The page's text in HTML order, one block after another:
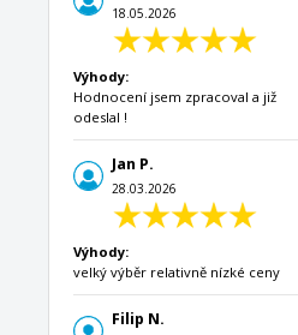
18.05.2026
Výhody:
Hodnocení jsem zpracoval a již
odeslal !
Jan P.
28.03.2026
Výhody:
velký výběr relativně nízké ceny
Filip N.